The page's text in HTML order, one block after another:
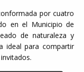
por cuatro
en el Municipio de
de naturaleza y
ideal para compartir